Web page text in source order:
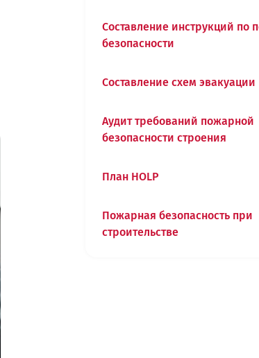
Составление инструкций по
безопасности
Составление схем эвакуации
Аудит требований пожарной
безопасности строения
План HOLP
Пожарная безопасность при
строительстве